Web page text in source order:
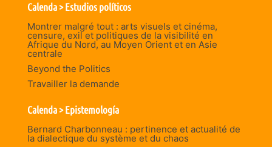
Calenda > Estudios políticos
Montrer malgré tout : arts visuels et cinéma,
censure, exil et politiques de la visibilité en
Afrique du Nord, au Moyen Orient et en Asie
centrale
Beyond the Politics
Travailler la demande
Calenda > Epistemología
Bernard Charbonneau : pertinence et actualité de
la dialectique du système et du chaos